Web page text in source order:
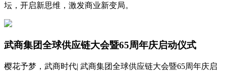
坛，开启新思维，激发商业新变局。
武商集团全球供应链大会暨65周年庆启动仪式
樱花予梦，武商时代| 武商集团全球供应链大会暨65周年庆启